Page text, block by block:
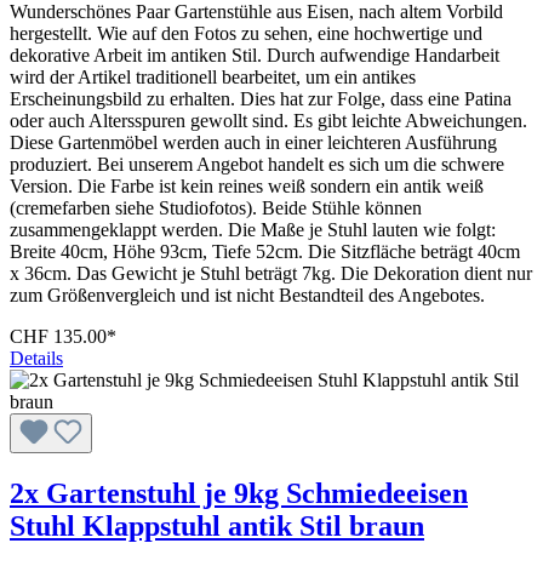
Wunderschönes Paar Gartenstühle aus Eisen, nach altem Vorbild
hergestellt. Wie auf den Fotos zu sehen, eine hochwertige und
dekorative Arbeit im antiken Stil. Durch aufwendige Handarbeit
wird der Artikel traditionell bearbeitet, um ein antikes
Erscheinungsbild zu erhalten. Dies hat zur Folge, dass eine Patina
oder auch Altersspuren gewollt sind. Es gibt leichte Abweichungen.
Diese Gartenmöbel werden auch in einer leichteren Ausführung
produziert. Bei unserem Angebot handelt es sich um die schwere
Version. Die Farbe ist kein reines weiß sondern ein antik weiß
(cremefarben siehe Studiofotos). Beide Stühle können
zusammengeklappt werden. Die Maße je Stuhl lauten wie folgt:
Breite 40cm, Höhe 93cm, Tiefe 52cm. Die Sitzfläche beträgt 40cm
x 36cm. Das Gewicht je Stuhl beträgt 7kg. Die Dekoration dient nur
zum Größenvergleich und ist nicht Bestandteil des Angebotes.
CHF 135.00*
Details
2x Gartenstuhl je 9kg Schmiedeeisen
Stuhl Klappstuhl antik Stil braun